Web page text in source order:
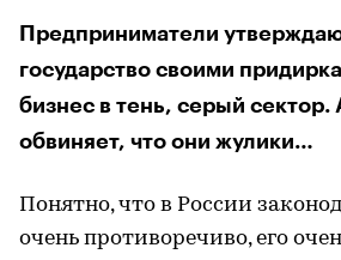
Предприниматели
государство своими
бизнес в тень, серый
обвиняет, что они жулики…
Понятно, что в России
очень противоречиво, его